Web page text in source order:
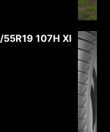
107H Xl